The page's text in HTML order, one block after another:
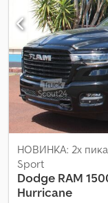
выпуска:2024,
гидроусилитель
навигационная
подушка
устройство,
тяги, центральный
стабилизации (ESP)
НОВИНКА: 2x
Sport
Dodge RAM
Hurricane